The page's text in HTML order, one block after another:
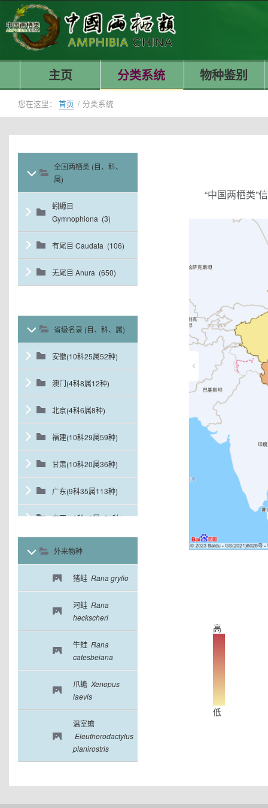
主页 分类系统 物种鉴别
您在这里： 首页 / 分类系统
全国两栖类 (目、科、
属)
蚓螈目
Gymnophiona (3)
有尾目 Caudata (106)
无尾目 Anura (650)
省级名录 (目、科、属)
安徽(10科25属52种)
澳门(4科8属12种)
北京(4科6属8种)
福建(10科29属59种)
甘肃(10科20属36种)
广东(9科35属113种)
广西(12科40属154种)
黑龙江(6科10属13种)
湖北(11科25属55种)
吉林(6科11属15种)
江苏(8科17属24种)
江西(9科26属79种)
外来物种
猪蛙 Rana grylio
河蛙 Rana
heckscheri
牛蛙 Rana
catesbeiana
爪蟾 Xenopus
laevis
温室蟾
Eleutherodactylus
planirostris
“中国两栖类”
高
低